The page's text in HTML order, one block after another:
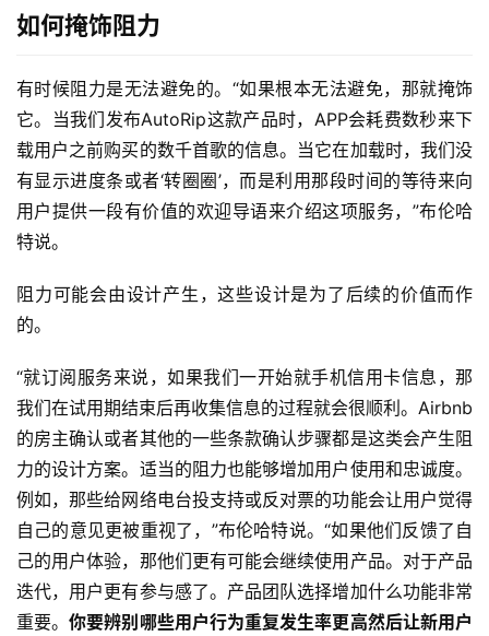
如何掩饰阻力
有时候阻力是无法避免的。“如果根本无法避免，那就掩饰
它。当我们发布AutoRip这款产品时，APP会耗费数秒来下
载用户之前购买的数千首歌的信息。当它在加载时，我们没
有显示进度条或者‘转圈圈’，而是利用那段时间的等待来向
用户提供一段有价值的欢迎导语来介绍这项服务，”布伦哈
特说。
阻力可能会由设计产生，这些设计是为了后续的价值而作
的。
“就订阅服务来说，如果我们一开始就手机信用卡信息，那
我们在试用期结束后再收集信息的过程就会很顺利。Airbnb
的房主确认或者其他的一些条款确认步骤都是这类会产生阻
力的设计方案。适当的阻力也能够增加用户使用和忠诚度。
例如，那些给网络电台投支持或反对票的功能会让用户觉得
自己的意见更被重视了，”布伦哈特说。“如果他们反馈了自
己的用户体验，那他们更有可能会继续使用产品。对于产品
迭代，用户更有参与感了。产品团队选择增加什么功能非常
重要。你要辨别哪些用户行为重复发生率更高然后让新用户